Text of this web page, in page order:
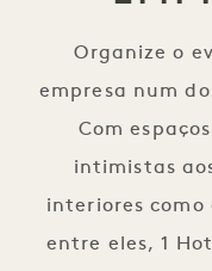
Organize o
empresa num
Com
intimistas
interiores como
entre eles, 1